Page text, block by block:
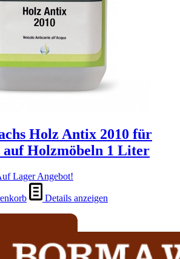
Holz Antix 2010 für
auf Holzmöbeln 1 Liter
Lager Angebot!
Details anzeigen